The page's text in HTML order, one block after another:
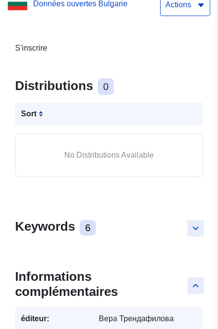
Données ouvertes Bulgarie Actions
S'inscrire
Distributions 0
Sort
No Distributions Available
keyboard_arrow_down
Keywords 6
keyboard_arrow_up
Informations
complémentaires
éditeur: Вера Трендафилова